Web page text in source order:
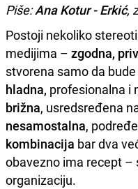
Piše:Ana Kotur - Erkić,
Postoji nekoliko
medijima – zgodna,
stvorena samo da
hladna, profesionalna i
brižna, usredsređena
nesamostalna,
kombinacija bar dva
obavezno ima recept –
organizaciju.